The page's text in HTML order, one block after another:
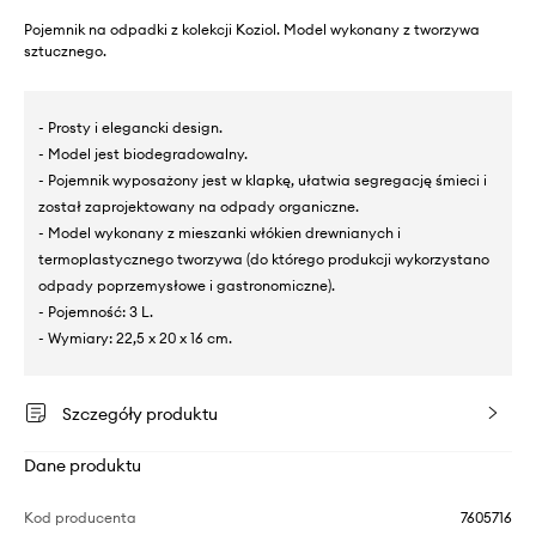
Pojemnik na odpadki z kolekcji Koziol. Model wykonany z tworzywa
sztucznego.
- Prosty i elegancki design.
- Model jest biodegradowalny.
- Pojemnik wyposażony jest w klapkę, ułatwia segregację śmieci i
został zaprojektowany na odpady organiczne.
- Model wykonany z mieszanki włókien drewnianych i
termoplastycznego tworzywa (do którego produkcji wykorzystano
odpady poprzemysłowe i gastronomiczne).
- Pojemność: 3 L.
- Wymiary: 22,5 x 20 x 16 cm.
Szczegóły produktu
Dane produktu
Kod producenta 7605716